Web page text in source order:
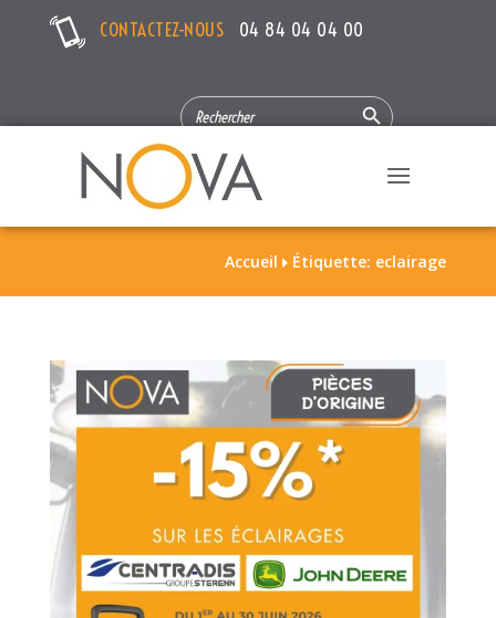
CONTACTEZ-NOUS 04 84 04 04 00
SEARCH
FOR:
Search Button
Accueil  Étiquette: eclairage